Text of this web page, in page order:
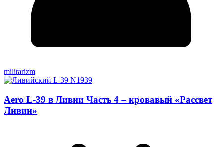
militarizm
Aero L-39 в Ливии Часть 4 – кровавый «Рассвет
Ливии»